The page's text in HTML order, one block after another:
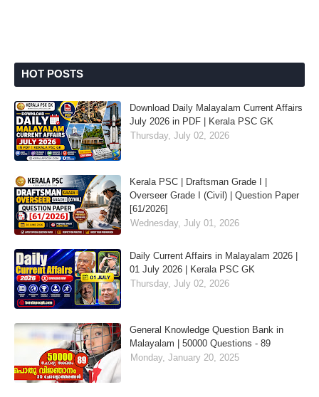
HOT POSTS
Download Daily Malayalam Current Affairs
July 2026 in PDF | Kerala PSC GK
Thursday, July 02, 2026
Kerala PSC | Draftsman Grade I |
Overseer Grade I (Civil) | Question Paper
[61/2026]
Wednesday, July 01, 2026
Daily Current Affairs in Malayalam 2026 |
01 July 2026 | Kerala PSC GK
Thursday, July 02, 2026
General Knowledge Question Bank in
Malayalam | 50000 Questions - 89
Monday, January 20, 2025